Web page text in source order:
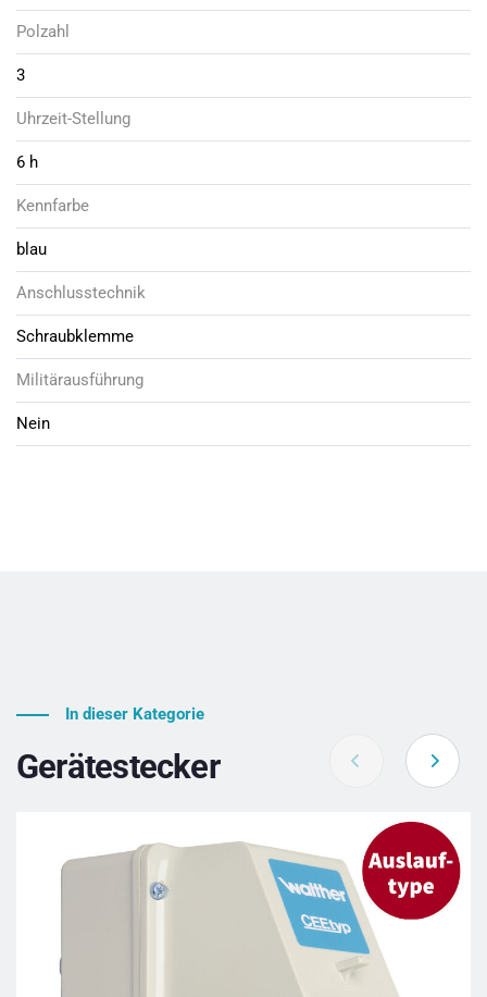
Polzahl
3
Uhrzeit-Stellung
6 h
Kennfarbe
blau
Anschlusstechnik
Schraubklemme
Militärausführung
Nein
In dieser Kategorie
Gerätestecker